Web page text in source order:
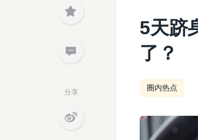
分享
5天跻
了？
圈内热点